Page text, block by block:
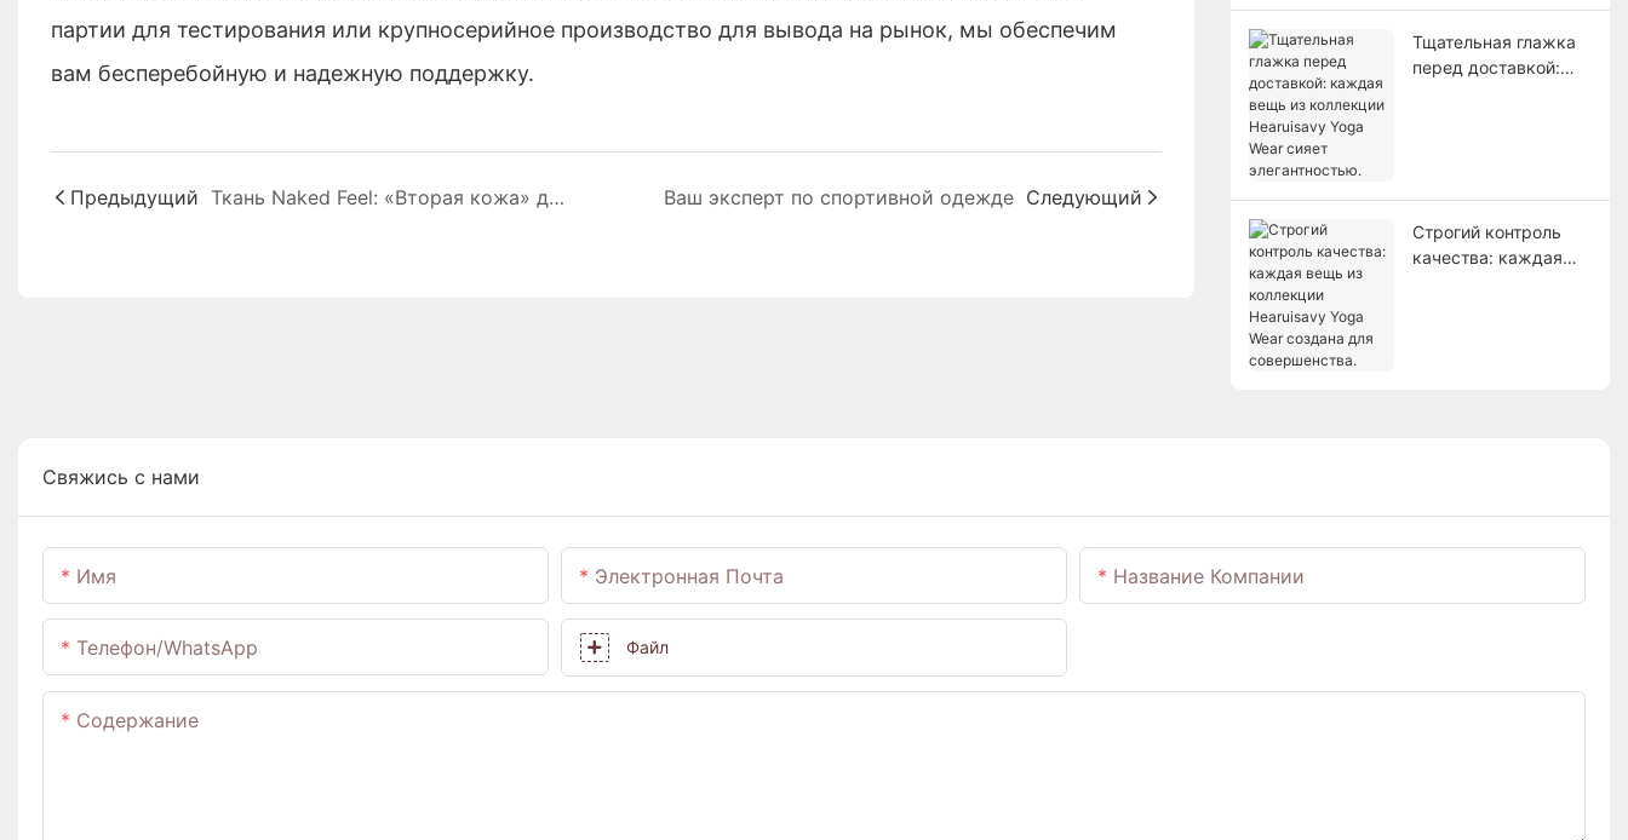
партии для тестирования или крупносерийное производство для вывода на рынок, мы обеспечим
вам бесперебойную и надежную поддержку.
Предыдущий Ткань Naked Feel: «Вторая кожа» для любителей йоги Ваш эксперт по спортивной одежде Следующий
Тщательная глажка
перед доставкой:
Строгий контроль
качества: каждая
Свяжись с нами
Имя Электронная Почта Название Компании
Телефон/WhatsApp Файл
Содержание